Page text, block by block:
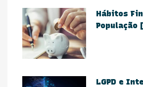
Hábitos
População
​LGPD e